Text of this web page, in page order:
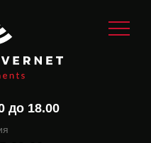
до 18.00